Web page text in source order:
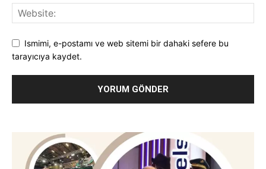
Ismimi, e-postamı ve web sitemi bir dahaki sefere bu
tarayıcıya kaydet.